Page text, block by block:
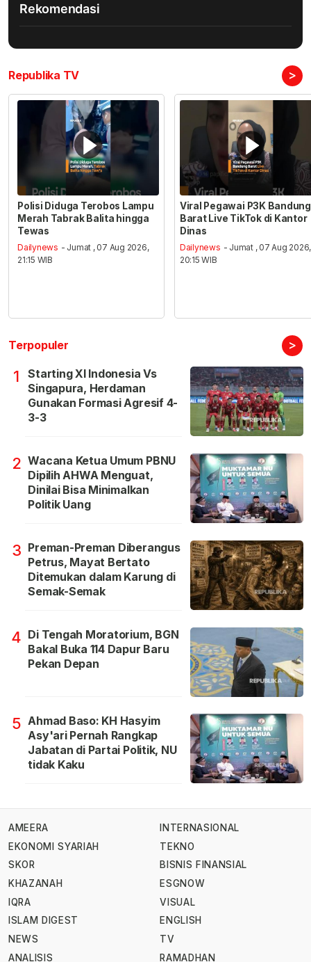
Rekomendasi
Republika TV >
Polisi Diduga Terobos Lampu
Merah Tabrak Balita hingga
Tewas
Dailynews - Jumat , 07 Aug 2026,
21:15 WIB
Viral Pegawai P3K Bandung
Barat Live TikTok di Kantor
Dinas
Dailynews - Jumat , 07 Aug 2026,
20:15 WIB
Terpopuler >
1
Starting XI Indonesia Vs
Singapura, Herdaman
Gunakan Formasi Agresif 4-
3-3
2 Wacana Ketua Umum PBNU
Dipilih AHWA Menguat,
Dinilai Bisa Minimalkan
Politik Uang
3 Preman-Preman Diberangus
Petrus, Mayat Bertato
Ditemukan dalam Karung di
Semak-Semak
4 Di Tengah Moratorium, BGN
Bakal Buka 114 Dapur Baru
Pekan Depan
5 Ahmad Baso: KH Hasyim
Asy'ari Pernah Rangkap
Jabatan di Partai Politik, NU
tidak Kaku
AMEERA
EKONOMI SYARIAH
SKOR
KHAZANAH
IQRA
ISLAM DIGEST
NEWS
ANALISIS
INTERNASIONAL
TEKNO
BISNIS FINANSIAL
ESGNOW
VISUAL
ENGLISH
TV
RAMADHAN